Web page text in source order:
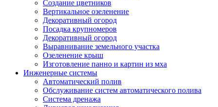
Создание цветников
Вертикальное озеленение
Декоративный огород
Посадка крупномеров
Декоративный огород
Выравнивание земельного участка
Озеленение крыш
Изготовление панно и картин из мха
Инженерные системы
Автоматический полив
Обслуживание систем автоматического полива
Система дренажа